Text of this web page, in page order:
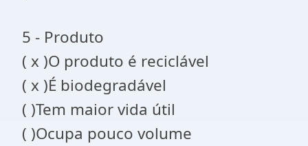
5 - Produto
( x )O produto é reciclável
( x )É biodegradável
( )Tem maior vida útil
( )Ocupa pouco volume